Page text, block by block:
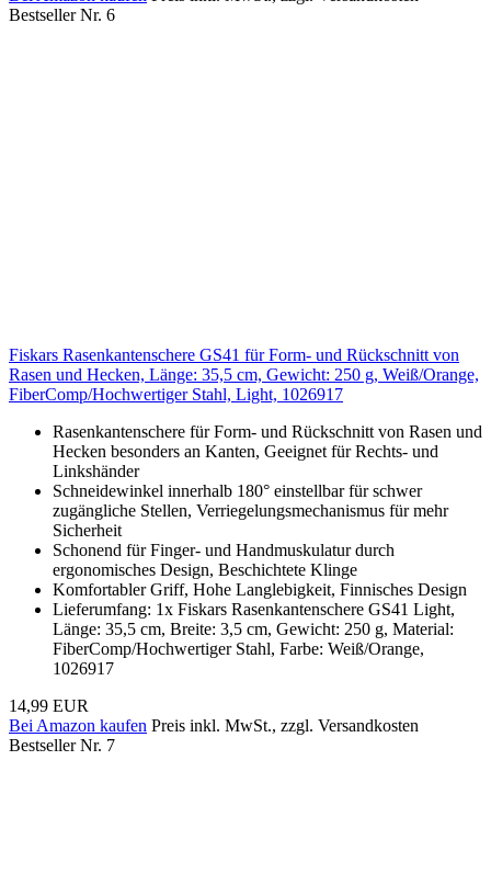
Bestseller Nr. 6
Fiskars Rasenkantenschere GS41 für Form- und Rückschnitt von
Rasen und Hecken, Länge: 35,5 cm, Gewicht: 250 g, Weiß/Orange,
FiberComp/Hochwertiger Stahl, Light, 1026917
Rasenkantenschere für Form- und Rückschnitt von Rasen und
Hecken besonders an Kanten, Geeignet für Rechts- und
Linkshänder
Schneidewinkel innerhalb 180° einstellbar für schwer
zugängliche Stellen, Verriegelungsmechanismus für mehr
Sicherheit
Schonend für Finger- und Handmuskulatur durch
ergonomisches Design, Beschichtete Klinge
Komfortabler Griff, Hohe Langlebigkeit, Finnisches Design
Lieferumfang: 1x Fiskars Rasenkantenschere GS41 Light,
Länge: 35,5 cm, Breite: 3,5 cm, Gewicht: 250 g, Material:
FiberComp/Hochwertiger Stahl, Farbe: Weiß/Orange,
1026917
14,99 EUR
Bei Amazon kaufen Preis inkl. MwSt., zzgl. Versandkosten
Bestseller Nr. 7